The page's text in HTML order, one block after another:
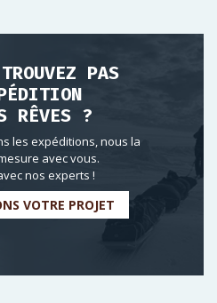
PAS
RÊVES ?
les expéditions, nous la
avec vous.
nos experts !
VOTRE PROJET